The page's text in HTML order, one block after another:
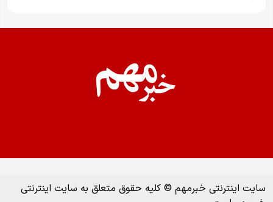
سایت اینترنتی خبرمهم © کلیه حقوق متعلق به سایت اینترنتی